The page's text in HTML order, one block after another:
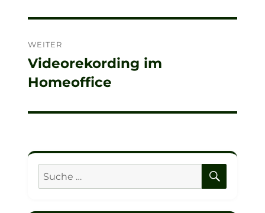
WEITER
Nächster
Beitrag:
Videorekording im
Homeoffice
Suche
nach: